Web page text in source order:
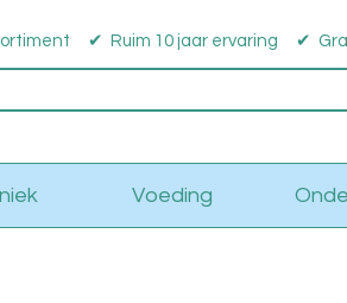
✔ Ruim 10 jaar ervaring ✔
Voeding